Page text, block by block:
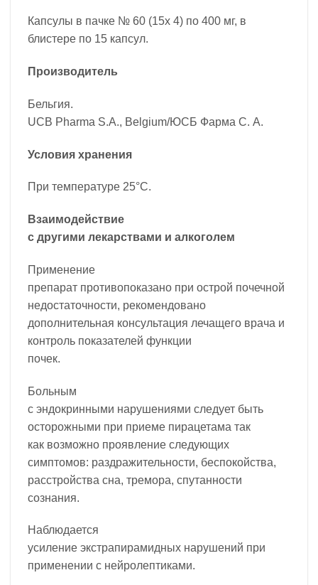
Капсулы в пачке № 60 (15х 4) по 400 мг, в
блистере по 15 капсул.
Производитель
Бельгия.
UCB Pharma S.A., Belgium/ЮСБ Фарма С. А.
Условия хранения
При температуре 25°С.
Взаимодействие
с другими лекарствами и алкоголем
Применение
препарат противопоказано при острой почечной
недостаточности, рекомендовано
дополнительная консультация лечащего врача и
контроль показателей функции
почек.
Больным
с эндокринными нарушениями следует быть
осторожными при приеме пирацетама так
как возможно проявление следующих
симптомов: раздражительности, беспокойства,
расстройства сна, тремора, спутанности
сознания.
Наблюдается
усиление экстрапирамидных нарушений при
применении с нейролептиками.